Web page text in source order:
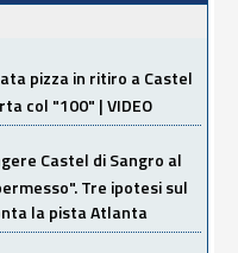
pizza in ritiro a Castel
col "100" | VIDEO
Castel di Sangro al
Tre ipotesi sul
la pista Atlanta